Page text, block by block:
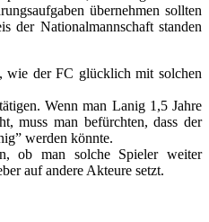
übernehmen sollten
der Nationalmannschaft standen
wie der FC glücklich mit solchen
Wenn man Lanig 1,5 Jahre
muss man befürchten, dass der
werden könnte.
ob man solche Spieler weiter
auf andere Akteure setzt.